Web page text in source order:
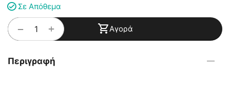
Σε Απόθεμα
+
− Αγορά
Περιγραφή